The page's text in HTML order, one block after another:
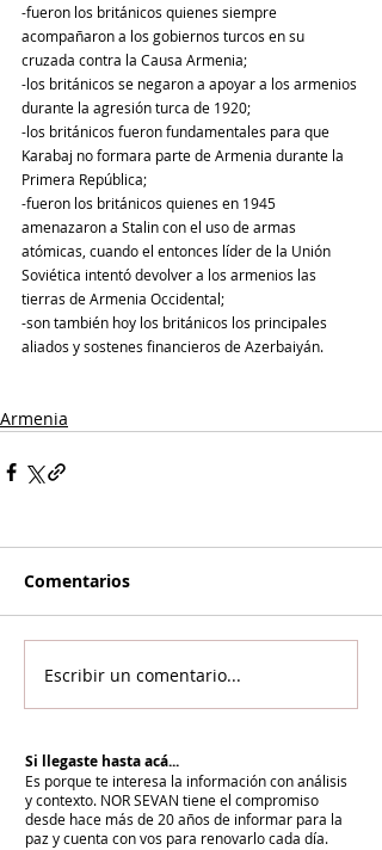
-fueron los británicos quienes siempre
acompañaron a los gobiernos turcos en su
cruzada contra la Causa Armenia;
-los británicos se negaron a apoyar a los armenios
durante la agresión turca de 1920;
-los británicos fueron fundamentales para que
Karabaj no formara parte de Armenia durante la
Primera República;
-fueron los británicos quienes en 1945
amenazaron a Stalin con el uso de armas
atómicas, cuando el entonces líder de la Unión
Soviética intentó devolver a los armenios las
tierras de Armenia Occidental;
-son también hoy los británicos los principales
aliados y sostenes financieros de Azerbaiyán.
Armenia
Comentarios
Escribir un comentario...
Si llegaste hasta acá...
Es porque te interesa la información con análisis
y contexto. NOR SEVAN tiene el compromiso
desde hace más de 20 años de informar para la
paz y cuenta con vos para renovarlo cada día.